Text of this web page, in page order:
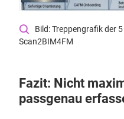
Bild: Treppengrafik der
Scan2BIM4FM
Fazit: Nicht
passgenau